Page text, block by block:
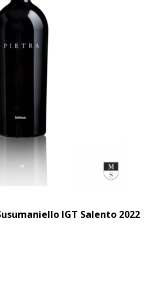
IGT Salento 2022